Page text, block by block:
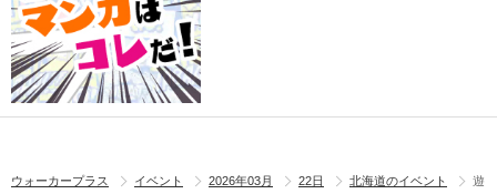
ウォーカープラス イベント 2026年03月 22日 北海道のイベント
遊